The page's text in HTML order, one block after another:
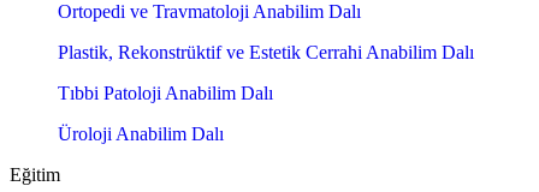
Ortopedi ve Travmatoloji Anabilim Dalı
Plastik, Rekonstrüktif ve Estetik Cerrahi Anabilim Dalı
Tıbbi Patoloji Anabilim Dalı
Üroloji Anabilim Dalı
Eğitim